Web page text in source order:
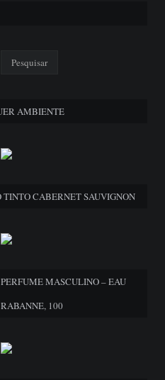
AMBIENTE
CABERNET SAUVIGNON
MASCULINO – EAU
100